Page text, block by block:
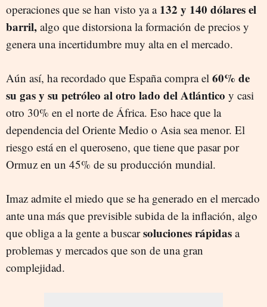
operaciones que se han visto ya a 132 y 140 dólares el
barril, algo que distorsiona la formación de precios y
genera una incertidumbre muy alta en el mercado.
Aún así, ha recordado que España compra el 60% de
su gas y su petróleo al otro lado del Atlántico y casi
otro 30% en el norte de África. Eso hace que la
dependencia del Oriente Medio o Asia sea menor. El
riesgo está en el queroseno, que tiene que pasar por
Ormuz en un 45% de su producción mundial.
Imaz admite el miedo que se ha generado en el mercado
ante una más que previsible subida de la inflación, algo
que obliga a la gente a buscarsoluciones rápidas a
problemas y mercados que son de una gran
complejidad.